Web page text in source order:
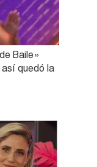
Baile»
quedó la